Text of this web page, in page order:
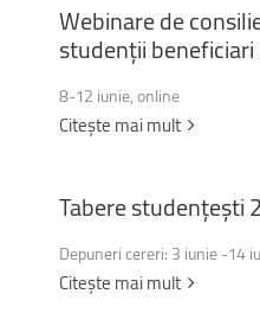
Webinarede
studențiibeneficiari
8-12 iunie, online
Citește mai mult
Taberestudențești
Depuneri cereri: 3 iunie -14
Citește mai mult